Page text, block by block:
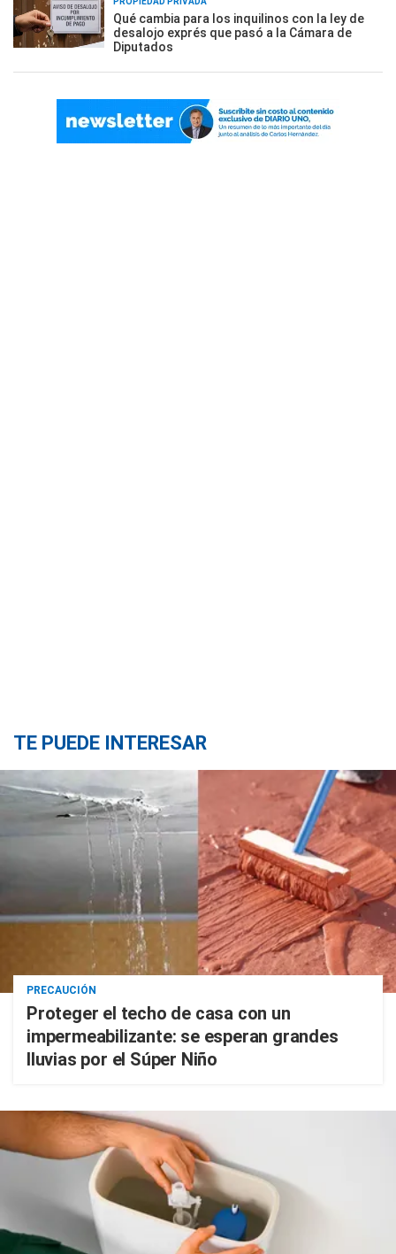
Qué cambia para los inquilinos con la ley de
desalojo exprés que pasó a la Cámara de
Diputados
TE PUEDE INTERESAR
PRECAUCIÓN
Proteger el techo de casa con un
impermeabilizante: se esperan grandes
lluvias por el Súper Niño